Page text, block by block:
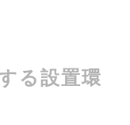
る設置環